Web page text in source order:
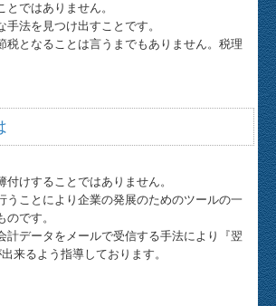
再生
ではありません。
手法を見つけ出すことです。
税となることは言うまでもありません。税理
付けすることではありません。
うことにより企業の発展のためのツールの一
です。
計データをメールで受信する手法により『翌
来るよう指導しております。